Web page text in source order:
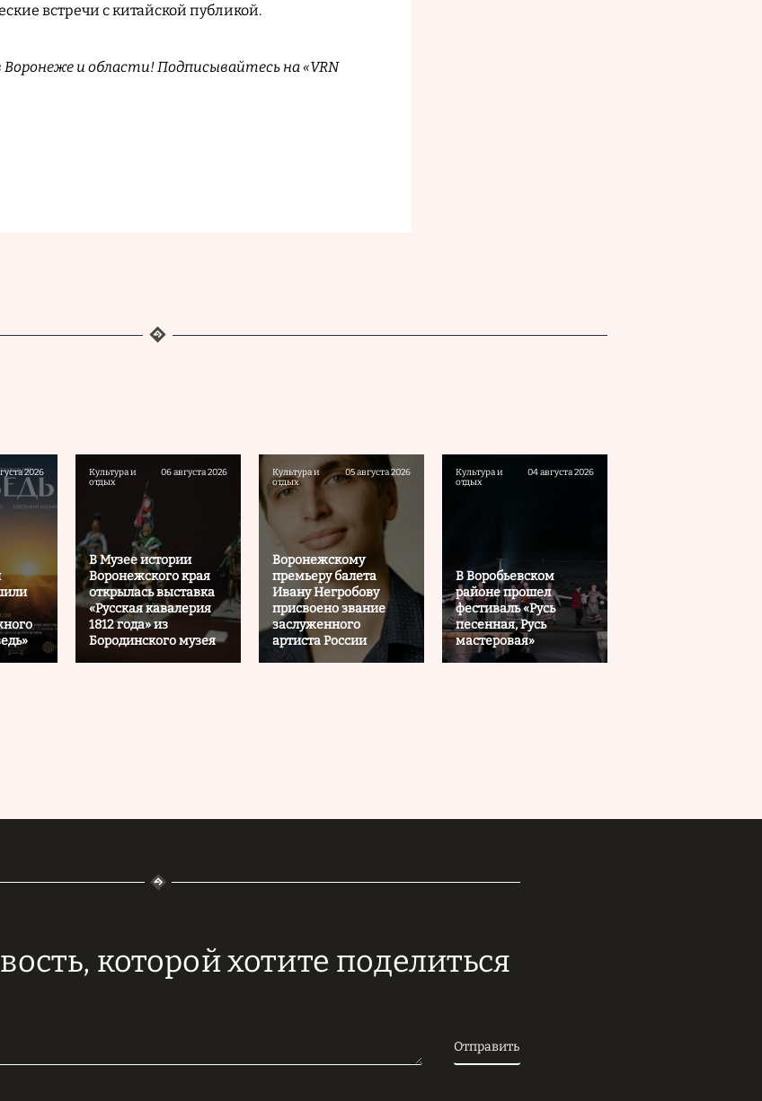
встречи с китайской публикой.
и области! Подписывайтесь на «VRN
2026
Культура и
отдых
06 августа 2026
В Музее истории
Воронежского края
открылась выставка
«Русская кавалерия
1812 года» из
Бородинского музея
Культура и
отдых
05 августа 2026
Воронежскому
премьеру балета
Ивану Негробову
присвоено звание
заслуженного
артиста России
Культура и
отдых
04 августа 2026
В Воробьевском
районе прошел
фестиваль «Русь
песенная, Русь
мастеровая»
которой хотите поделиться